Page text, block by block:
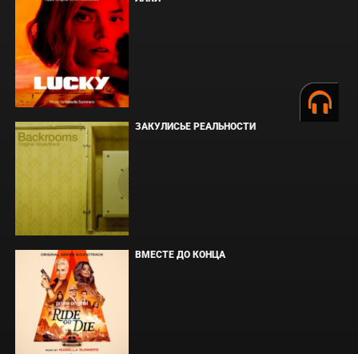
ЗАКУЛИСЬЕ РЕАЛЬНОСТИ
ВМЕСТЕ ДО КОНЦА